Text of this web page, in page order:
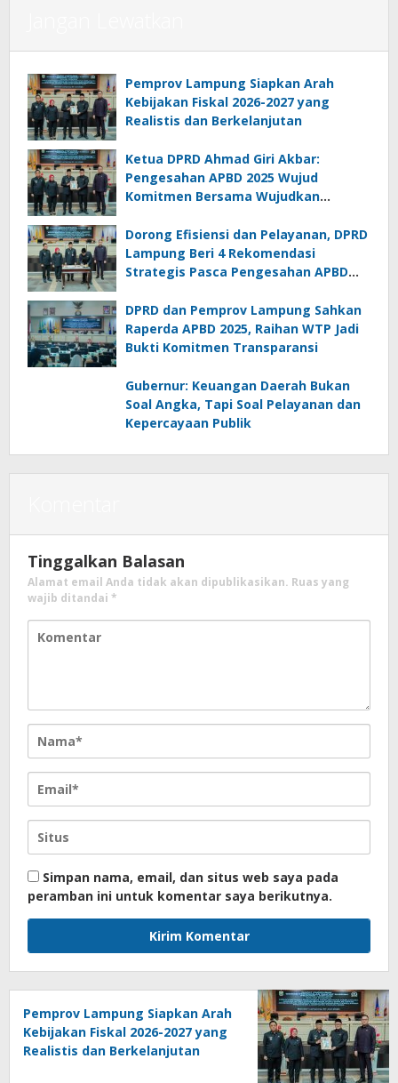
Pemprov Lampung Siapkan Arah
Kebijakan Fiskal 2026-2027 yang
Realistis dan Berkelanjutan
Ketua DPRD Ahmad Giri Akbar:
Pengesahan APBD 2025 Wujud
Komitmen Bersama Wujudkan
Dorong Efisiensi dan Pelayanan, DPRD
Lampung Beri 4 Rekomendasi
Strategis Pasca Pengesahan APBD
DPRD dan Pemprov Lampung Sahkan
Raperda APBD 2025, Raihan WTP Jadi
Bukti Komitmen Transparansi
Gubernur: Keuangan Daerah Bukan
Soal Angka, Tapi Soal Pelayanan dan
Kepercayaan Publik
Tinggalkan Balasan
Alamat email Anda tidak akan dipublikasikan. Ruas yang
wajib ditandai *
Simpan nama, email, dan situs web saya pada
peramban ini untuk komentar saya berikutnya.
Pemprov Lampung Siapkan Arah
Kebijakan Fiskal 2026-2027 yang
Realistis dan Berkelanjutan